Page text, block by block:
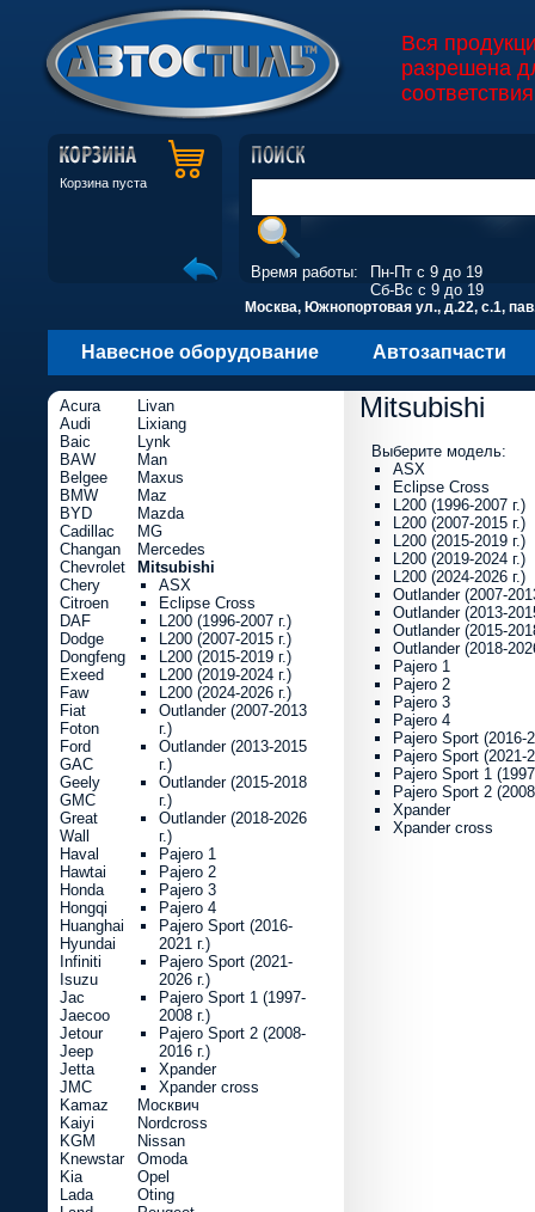
Вся
разрешена
Корзина пуста
Время работы:
Пн-Пт с 9 до 19
Сб-Вс с 9 до 19
Москва, Южнопортовая ул., д.22, с.1,
Навесное оборудование Автозапчасти
Mitsubishi
Выберите модель:
ASX
Eclipse Cross
L200 (1996-2007 г.)
L200 (2007-2015 г.)
L200 (2015-2019 г.)
L200 (2019-2024 г.)
L200 (2024-2026 г.)
Outlander (2007-
Outlander (2013-
Outlander (2015-
Outlander (2018-
Pajero 1
Pajero 2
Pajero 3
Pajero 4
Pajero Sport (2016-
Pajero Sport (2021-
Pajero Sport 1
Pajero Sport 2
Xpander
Xpander cross
Acura
Audi
Baic
BAW
Belgee
BMW
BYD
Cadillac
Changan
Chevrolet
Chery
Citroen
DAF
Dodge
Dongfeng
Exeed
Faw
Fiat
Foton
Ford
GAC
Geely
GMC
Great
Wall
Haval
Hawtai
Honda
Hongqi
Huanghai
Hyundai
Infiniti
Isuzu
Jac
Jaecoo
Jetour
Jeep
Jetta
JMC
Kamaz
Kaiyi
KGM
Knewstar
Kia
Lada
Livan
Lixiang
Lynk
Man
Maxus
Maz
Mazda
MG
Mercedes
Mitsubishi
ASX
Eclipse Cross
L200 (1996-2007 г.)
L200 (2007-2015 г.)
L200 (2015-2019 г.)
L200 (2019-2024 г.)
L200 (2024-2026 г.)
Outlander (2007-2013
г.)
Outlander (2013-2015
г.)
Outlander (2015-2018
г.)
Outlander (2018-2026
г.)
Pajero 1
Pajero 2
Pajero 3
Pajero 4
Pajero Sport (2016-
2021 г.)
Pajero Sport (2021-
2026 г.)
Pajero Sport 1 (1997-
2008 г.)
Pajero Sport 2 (2008-
2016 г.)
Xpander
Xpander cross
Москвич
Nordcross
Nissan
Omoda
Opel
Oting